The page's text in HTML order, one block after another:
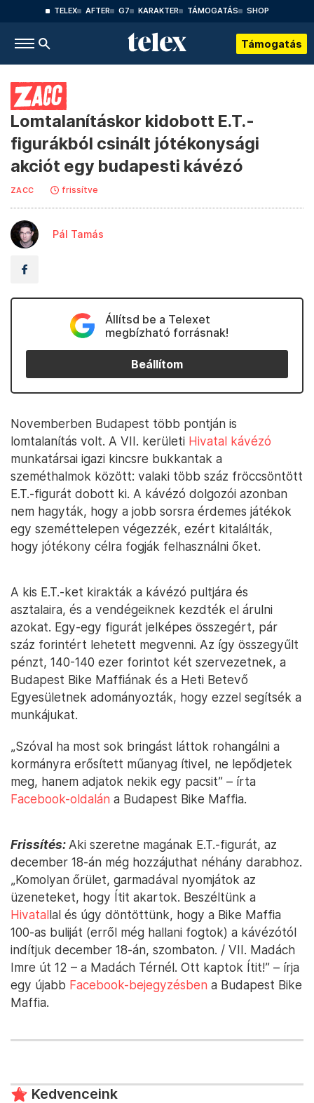
TELEX AFTER G7 KARAKTER TÁMOGATÁS SHOP
Támogatás
Lomtalanításkor kidobott E.T.-
figurákból csinált jótékonysági
akciót egy budapesti kávézó
ZACC frissítve
Pál Tamás
Állítsd be a Telexet
megbízható forrásnak!
Beállítom
Novemberben Budapest több pontján is
lomtalanítás volt. A VII. kerületi Hivatal kávézó
munkatársai igazi kincsre bukkantak a
szeméthalmok között: valaki több száz fröccsöntött
E.T.-figurát dobott ki. A kávézó dolgozói azonban
nem hagyták, hogy a jobb sorsra érdemes játékok
egy szeméttelepen végezzék, ezért kitalálták,
hogy jótékony célra fogják felhasználni őket.
A kis E.T.-ket kirakták a kávézó pultjára és
asztalaira, és a vendégeiknek kezdték el árulni
azokat. Egy-egy figurát jelképes összegért, pár
száz forintért lehetett megvenni. Az így összegyűlt
pénzt, 140-140 ezer forintot két szervezetnek, a
Budapest Bike Maffiának és a Heti Betevő
Egyesületnek adományozták, hogy ezzel segítsék a
munkájukat.
„Szóval ha most sok bringást láttok rohangálni a
kormányra erősített műanyag ítivel, ne lepődjetek
meg, hanem adjatok nekik egy pacsit” – írta
Facebook-oldalán a Budapest Bike Maffia.
Frissítés: Aki szeretne magának E.T.-figurát, az
december 18-án még hozzájuthat néhány darabhoz.
„Komolyan őrület, garmadával nyomjátok az
üzeneteket, hogy Ítit akartok. Beszéltünk a
Hivatallal és úgy döntöttünk, hogy a Bike Maffia
100-as buliját (erről még hallani fogtok) a kávézótól
indítjuk december 18-án, szombaton. / VII. Madách
Imre út 12 – a Madách Térnél. Ott kaptok Ítit!” – írja
egy újabb Facebook-bejegyzésben a Budapest Bike
Maffia.
Kedvenceink